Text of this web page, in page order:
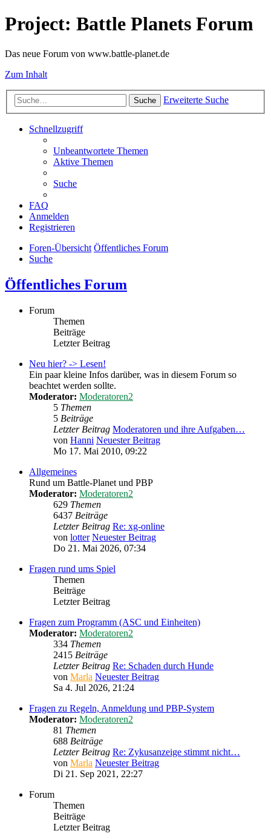
Project: Battle Planets Forum
Das neue Forum von www.battle-planet.de
Zum Inhalt
Suche Erweiterte Suche
Schnellzugriff
Unbeantwortete Themen
Aktive Themen
Suche
FAQ
Anmelden
Registrieren
Foren-Übersicht Öffentliches Forum
Suche
Öffentliches Forum
Forum
Themen
Beiträge
Letzter Beitrag
Neu hier? -> Lesen!
Ein paar kleine Infos darüber, was in diesem Forum so
beachtet werden sollte.
Moderator: Moderatoren2
5 Themen
5 Beiträge
Letzter Beitrag Moderatoren und ihre Aufgaben…
von Hanni Neuester Beitrag
Mo 17. Mai 2010, 09:22
Allgemeines
Rund um Battle-Planet und PBP
Moderator: Moderatoren2
629 Themen
6437 Beiträge
Letzter Beitrag Re: xg-online
von lotter Neuester Beitrag
Do 21. Mai 2026, 07:34
Fragen rund ums Spiel
Themen
Beiträge
Letzter Beitrag
Fragen zum Programm (ASC und Einheiten)
Moderator: Moderatoren2
334 Themen
2415 Beiträge
Letzter Beitrag Re: Schaden durch Hunde
von Marla Neuester Beitrag
Sa 4. Jul 2026, 21:24
Fragen zu Regeln, Anmeldung und PBP-System
Moderator: Moderatoren2
81 Themen
688 Beiträge
Letzter Beitrag Re: Zykusanzeige stimmt nicht…
von Marla Neuester Beitrag
Di 21. Sep 2021, 22:27
Forum
Themen
Beiträge
Letzter Beitrag